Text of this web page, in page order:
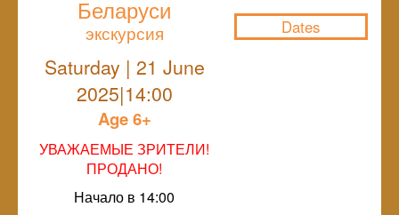
Беларуси
экскурсия
Saturday | 21 June
2025|14:00
Age 6+
УВАЖАЕМЫЕ ЗРИТЕЛИ!
ПРОДАНО!
Начало в 14:00
Dates